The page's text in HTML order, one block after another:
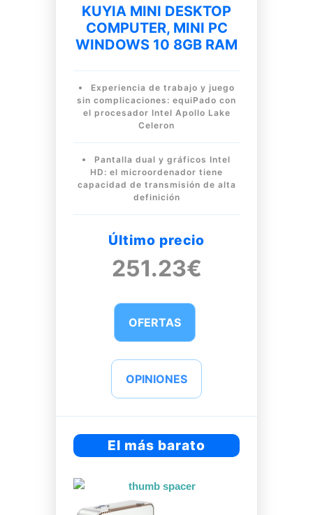
KUYIA MINI DESKTOP
COMPUTER, MINI PC
WINDOWS 10 8GB RAM
Experiencia de trabajo y juego
sin complicaciones: equiPado con
el procesador Intel Apollo Lake
Celeron
Pantalla dual y gráficos Intel
HD: el microordenador tiene
capacidad de transmisión de alta
definición
Último precio
251.23€
OFERTAS
OPINIONES
El más barato